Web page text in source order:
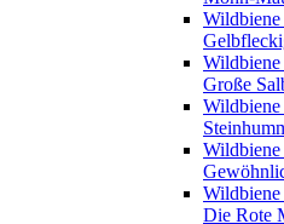
Große
Wildbiene
Wildbiene
Wildbiene
Die Rote